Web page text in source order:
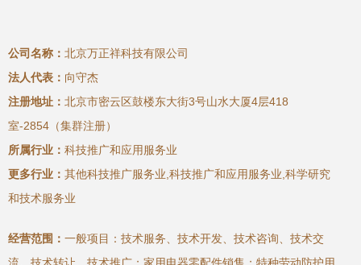
公司名称： 北京万正祥科技有限公司
法人代表： 向守杰
注册地址： 北京市密云区鼓楼东大街3号山水大厦4层418
室-2854（集群注册）
所属行业： 科技推广和应用服务业
更多行业： 其他科技推广服务业,科技推广和应用服务业,科学研究
和技术服务业
经营范围： 一般项目：技术服务、技术开发、技术咨询、技术交